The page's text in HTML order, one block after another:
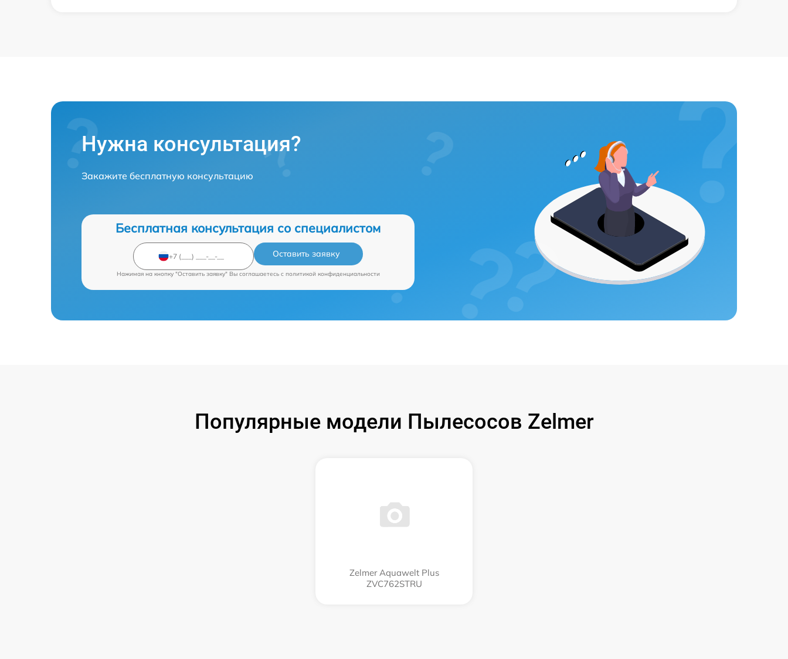
Нужна консультация?
Закажите бесплатную консультацию
Бесплатная консультация со специалистом
Оставить заявку
Нажимая на кнопку "Оставить заявку" Вы соглашаетесь c политикой конфиденциальности
Популярные модели Пылесосов Zelmer
Zelmer Aquawelt Plus
ZVC762STRU